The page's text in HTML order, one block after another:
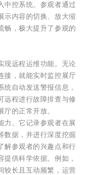
中控系统。参观者通过
示内容的切换、放大缩
畅，极大提升了参观的
现远程运维功能。无论
接，就能实时监控展厅
自动发送警报信息，
远程进行故障排查与修
的正常开放。
力。它记录参观者在展
数据，并进行深度挖掘
解参观者的兴趣点和行
供科学依据。例如，
较长且互动频繁，运营